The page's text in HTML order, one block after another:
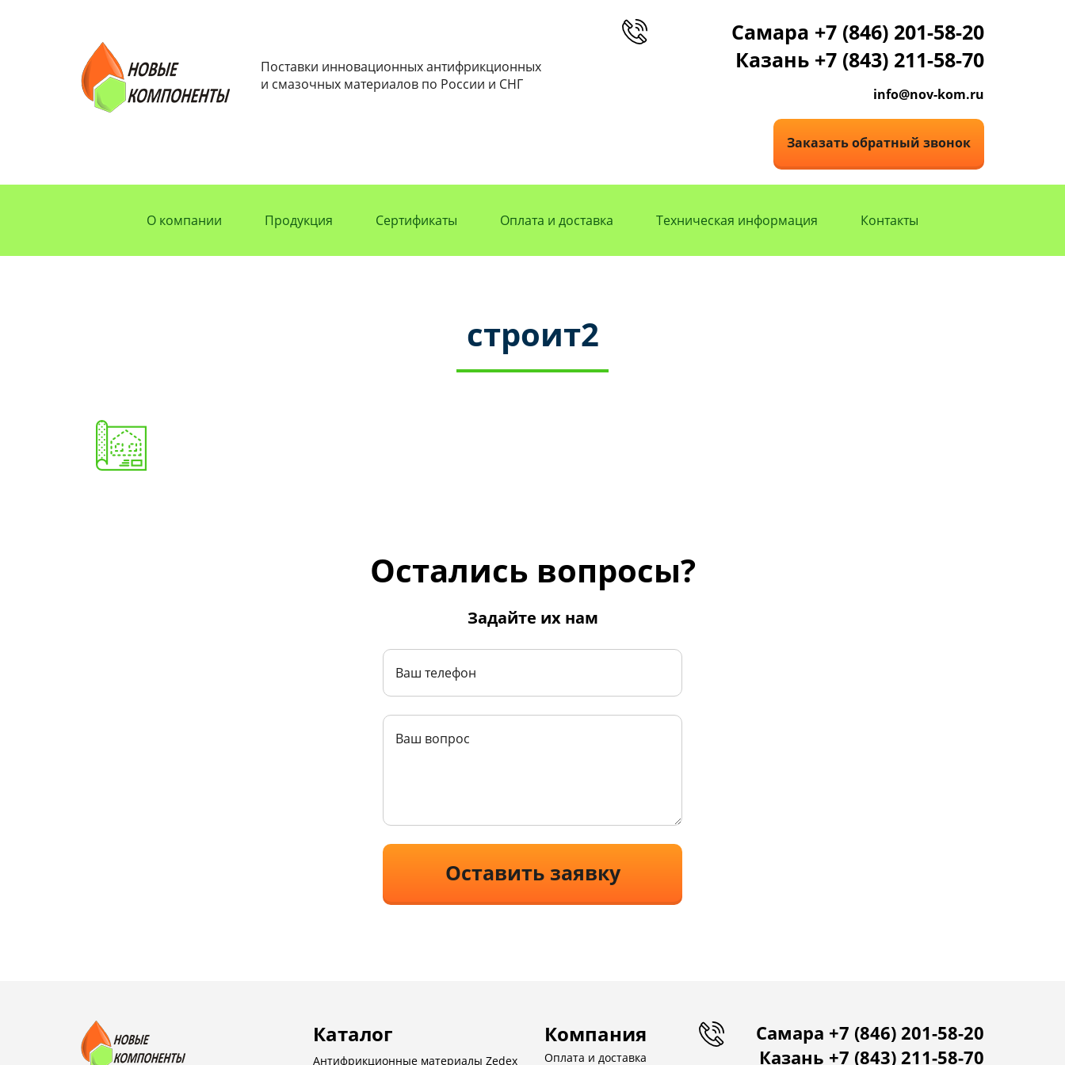
Поставки инновационных антифрикционных
и смазочных материалов по России и СНГ
Самара +7 (846) 201-58-20
Казань +7 (843) 211-58-70
info@nov-kom.ru
Заказать обратный звонок
О компании Продукция Сертификаты Оплата и доставка Техническая информация Контакты
строит2
Остались вопросы?
Задайте их нам
Оставить заявку
Каталог
Антифрикционные материалы Zedex
Компания
Оплата и доставка
Самара +7 (846) 201-58-20
Казань +7 (843) 211-58-70